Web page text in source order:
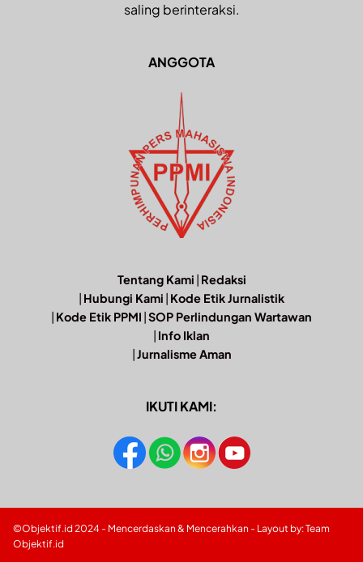
saling berinteraksi.
ANGGOTA
Tentang Kami | Redaksi
| Hubungi Kami | Kode Etik Jurnalistik
| Kode Etik PPMI |SOP Perlindungan Wartawan
| Info Iklan
|Jurnalisme Aman
IKUTI KAMI:
©Objektif.id 2024 - Mencerdaskan & Mencerahkan - Layout by: Team
Objektif.id